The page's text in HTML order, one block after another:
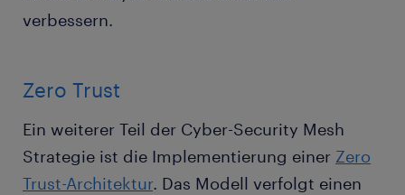
verbessern.
Zero Trust
Ein weiterer Teil der Cyber-Security Mesh
Strategie ist die Implementierung einer Zero
Trust-Architektur. Das Modell verfolgt einen